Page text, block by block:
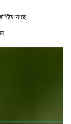
আছে